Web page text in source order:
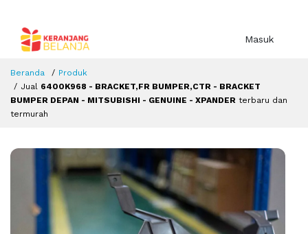
Masuk
Beranda
Produk
Jual 6400K968 - BRACKET,FR BUMPER,CTR - BRACKET
BUMPER DEPAN - MITSUBISHI - GENUINE - XPANDER terbaru dan
termurah